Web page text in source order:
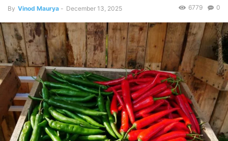
By Vinod Maurya - December 13, 2025 0
6779